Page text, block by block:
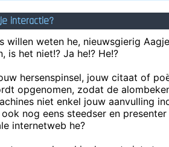
interactie?
willen weten he, nieuwsgierig
is het niet!? Ja he!? He!?
hersenspinsel, jouw citaat of
opgenomen, zodat de
niet enkel jouw aanvulling
nog eens steedser en
internetweb he?